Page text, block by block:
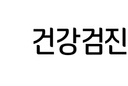
예약/결과
건강검